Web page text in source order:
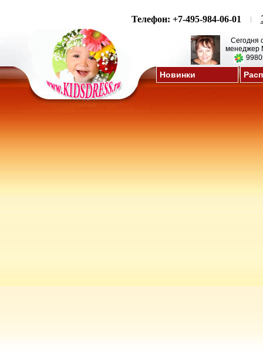
Телефон: +7-495-984-06-01
Сегодня
менеджер
Новинки